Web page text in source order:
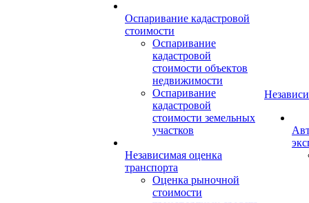
Оспаривание кадастровой
стоимости
Оспаривание
кадастровой
стоимости объектов
недвижимости
Оспаривание
кадастровой
стоимости земельных
участков
Независимая оценка
транспорта
Оценка рыночной
стоимости